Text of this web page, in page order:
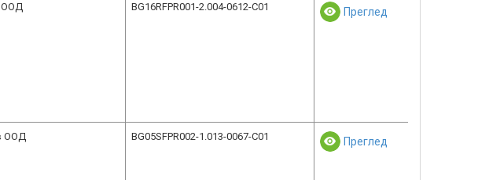
ООД BG16RFPR001-2.004-0612-C01 Преглед
ООД BG05SFPR002-1.013-0067-C01 Преглед